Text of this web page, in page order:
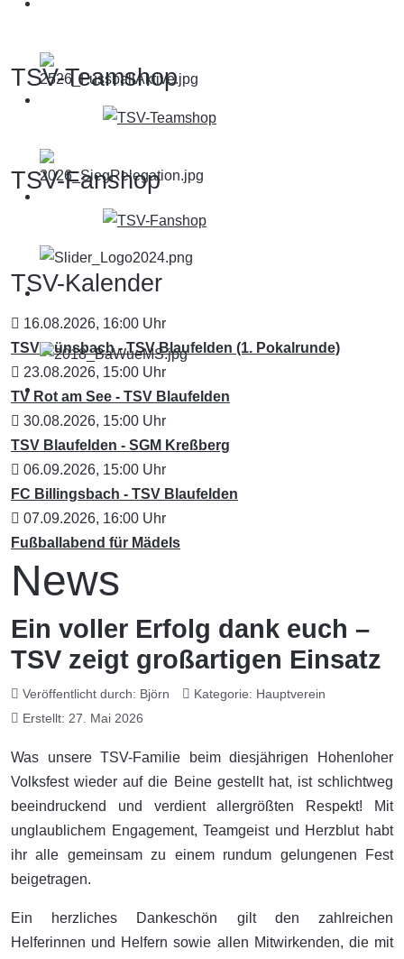
TSV-Teamshop
TSV-Fanshop
TSV-Kalender
16.08.2026, 16:00 Uhr
TSV Dünsbach - TSV Blaufelden (1. Pokalrunde)
23.08.2026, 15:00 Uhr
TV Rot am See - TSV Blaufelden
30.08.2026, 15:00 Uhr
TSV Blaufelden - SGM Kreßberg
06.09.2026, 15:00 Uhr
FC Billingsbach - TSV Blaufelden
07.09.2026, 16:00 Uhr
Fußballabend für Mädels
News
Ein voller Erfolg dank euch –
TSV zeigt großartigen Einsatz
Veröffentlicht durch: Björn Kategorie: Hauptverein
Erstellt: 27. Mai 2026
Was unsere TSV-Familie beim diesjährigen Hohenloher
Volksfest wieder auf die Beine gestellt hat, ist schlichtweg
beeindruckend und verdient allergrößten Respekt! Mit
unglaublichem Engagement, Teamgeist und Herzblut habt
ihr alle gemeinsam zu einem rundum gelungenen Fest
beigetragen.
Ein herzliches Dankeschön gilt den zahlreichen
Helferinnen und Helfern sowie allen Mitwirkenden, die mit